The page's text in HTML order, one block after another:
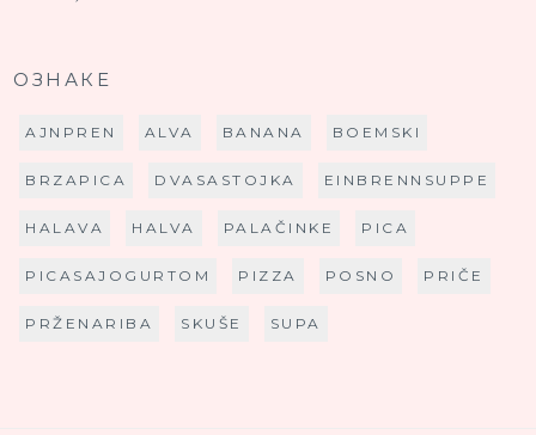
ОЗНАКЕ
AJNPREN ALVA BANANA BOEMSKI
BRZAPICA DVASASTOJKA EINBRENNSUPPE
HALAVA HALVA PALAČINKE PICA
PICASAJOGURTOM PIZZA POSNO PRIČE
PRŽENARIBA SKUŠE SUPA